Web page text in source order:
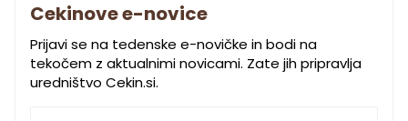
Cekinove e-novice
Prijavi se na tedenske e-novičke in bodi na
tekočem z aktualnimi novicami. Zate jih pripravlja
uredništvo Cekin.si.